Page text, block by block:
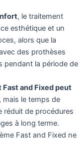
, le traitement
esthétique et un
alors que la
des prothèses
pendant la période de
and Fixed peut
mais le temps de
réduit de procédures
à long terme.
Fast and Fixed ne